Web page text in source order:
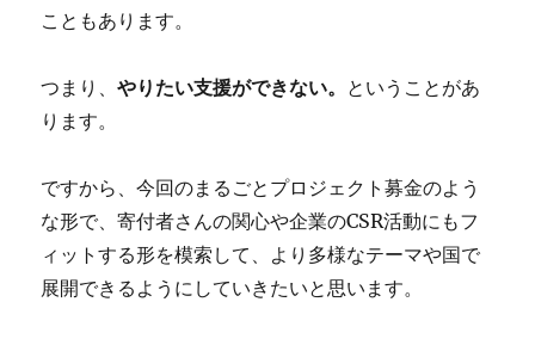
こともあります。
つまり、やりたい支援ができない。 ということがあ
ります。
ですから、今回のまるごとプロジェクト募金のよう
な形で、寄付者さんの関心や企業のCSR活動にもフ
ィットする形を模索して、より多様なテーマや国で
展開できるようにしていきたいと思います。